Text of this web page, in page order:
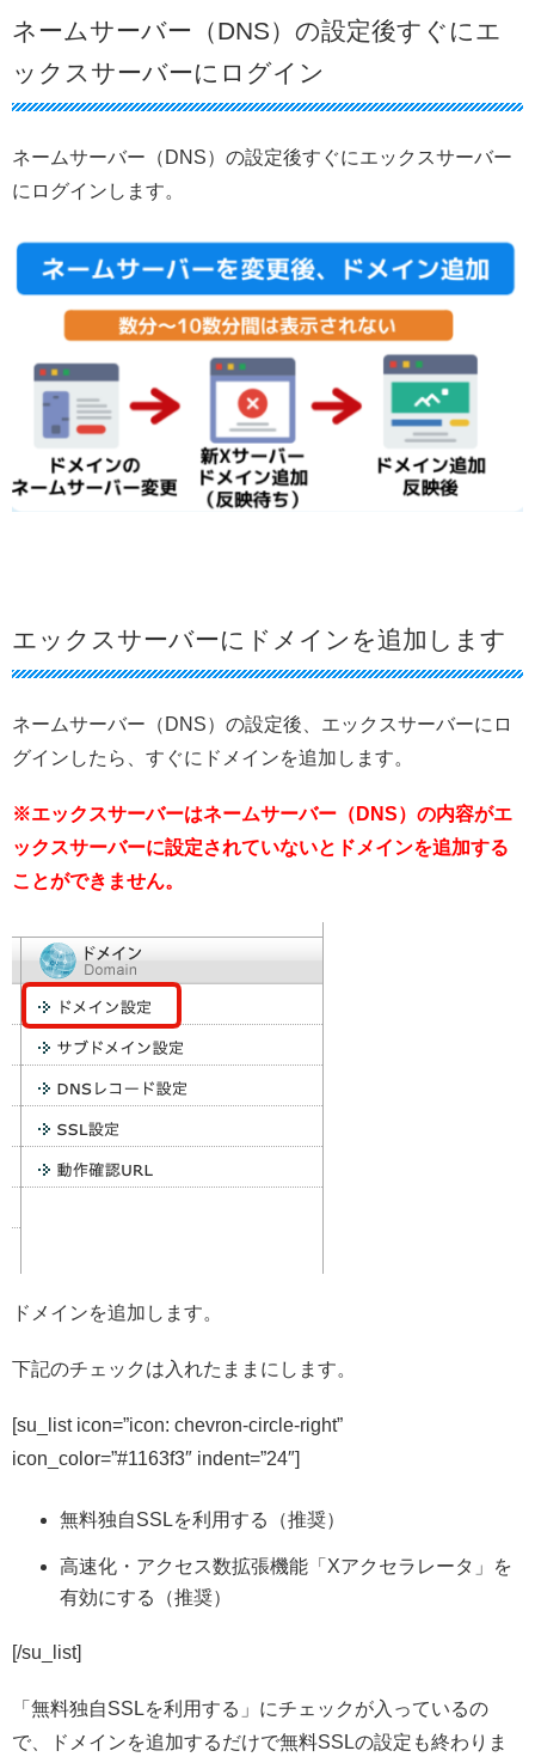
ネームサーバー（DNS）の設定後すぐにエ
ックスサーバーにログイン
ネームサーバー（DNS）の設定後すぐにエックスサーバー
にログインします。
エックスサーバーにドメインを追加します
ネームサーバー（DNS）の設定後、エックスサーバーにロ
グインしたら、すぐにドメインを追加します。
※エックスサーバーはネームサーバー（DNS）の内容がエ
ックスサーバーに設定されていないとドメインを追加する
ことができません。
ドメインを追加します。
下記のチェックは入れたままにします。
[su_list icon=”icon: chevron-circle-right”
icon_color=”#1163f3″ indent=”24″]
無料独自SSLを利用する（推奨）
高速化・アクセス数拡張機能「Xアクセラレータ」を
有効にする（推奨）
[/su_list]
「無料独自SSLを利用する」にチェックが入っているの
で、ドメインを追加するだけで無料SSLの設定も終わりま